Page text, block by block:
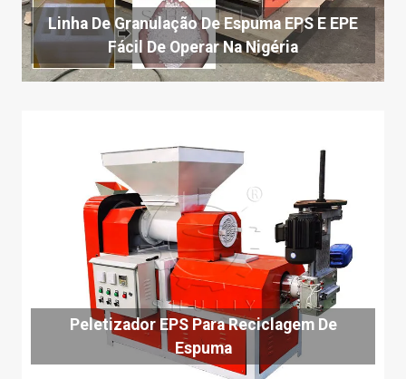
Linha De Granulação De Espuma EPS E EPE
Fácil De Operar Na Nigéria
Peletizador EPS Para Reciclagem De
Espuma